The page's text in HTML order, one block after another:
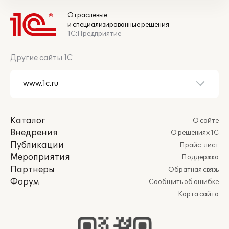
Отраслевые
и специализированные решения
1С:Предприятие
Другие сайты 1С
Каталог
Внедрения
Публикации
Мероприятия
Партнеры
Форум
О сайте
О решениях 1С
Прайс-лист
Поддержка
Обратная связь
Сообщить об ошибке
Карта сайта